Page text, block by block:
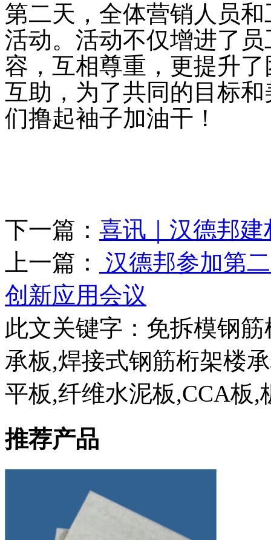
第二天， 全体营销人员
活动。活动不仅增进了
容，互相尊重，更提升
互助，为了共同的目标
们撸起袖子加油干！
下一篇： 喜讯｜汉德邦
上一篇：
汉德邦参加第
创新应用会议
此文关键字： 免拆模钢
承板,焊接式钢筋桁架楼
平板,纤维水泥板,CCA板,
推荐产品